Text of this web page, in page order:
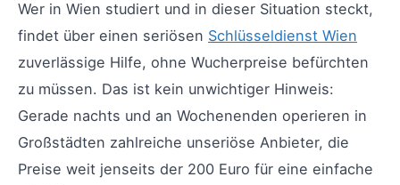
Wer in Wien studiert und in dieser Situation steckt,
findet über einen seriösen Schlüsseldienst Wien
zuverlässige Hilfe, ohne Wucherpreise befürchten
zu müssen. Das ist kein unwichtiger Hinweis:
Gerade nachts und an Wochenenden operieren in
Großstädten zahlreiche unseriöse Anbieter, die
Preise weit jenseits der 200 Euro für eine einfache